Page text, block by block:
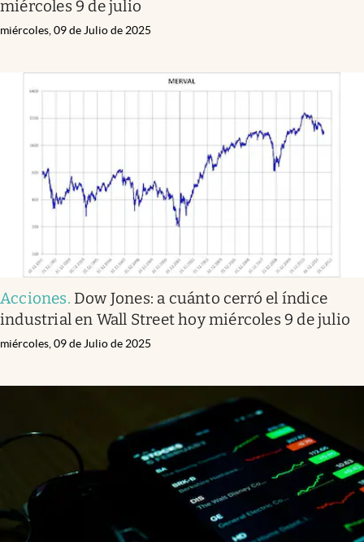
miércoles 9 de julio
miércoles, 09 de Julio de 2025
Acciones. Dow Jones: a cuánto cerró el índice
industrial en Wall Street hoy miércoles 9 de julio
miércoles, 09 de Julio de 2025